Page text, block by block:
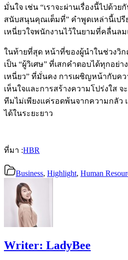
มั่นใจ เช่น “เราจะผ่านเรื่องนี้ไปด้วย
สนับสนุนคุณเต็มที่” คำพูดเหล่านี้เปรี
เหนี่ยวใจพนักงานไว้ในยามที่คลื่นลม
ในท้ายที่สุด หน้าที่ของผู้นำในช่วงวิ
เป็น “ผู้วิเศษ” ที่เสกคำตอบได้ทุกอย่
เหนี่ยว” ที่มั่นคง การเผชิญหน้ากับค
เห็นใจและการสร้างความโปร่งใส
ทีมไม่เพียงแค่รอดพ้นจากความกลัว
ได้ในระยะยาว
ที่มา :HBR
Business, Highlight, Human
Writer: LadyBee